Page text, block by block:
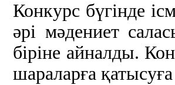
Конкурс бүгінде
әрі мәдениет
біріне айналды.
шараларға